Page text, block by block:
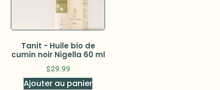
Tanit - Huile bio de
cumin noir Nigella 60 ml
$29.99
Ajouter au panier